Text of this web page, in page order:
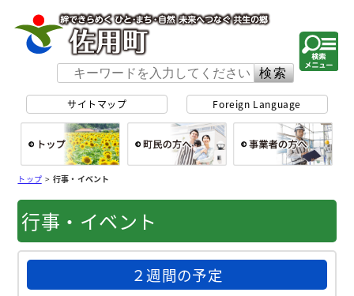
サイトマップ Foreign Language
トップ>行事・イベント
行事・イベント
２週間の予定